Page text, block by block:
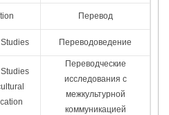
Перевод
Переводоведение
Переводческие
исследования с
межкультурной
коммуникацией